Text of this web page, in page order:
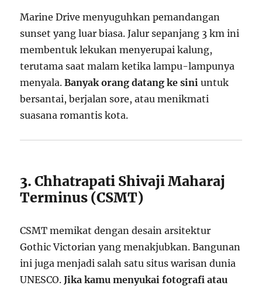
Marine Drive menyuguhkan pemandangan
sunset yang luar biasa. Jalur sepanjang 3 km ini
membentuk lekukan menyerupai kalung,
terutama saat malam ketika lampu-lampunya
menyala.Banyak orang datang ke sini untuk
bersantai, berjalan sore, atau menikmati
suasana romantis kota.
3. Chhatrapati Shivaji Maharaj
Terminus (CSMT)
CSMT memikat dengan desain arsitektur
Gothic Victorian yang menakjubkan. Bangunan
ini juga menjadi salah satu situs warisan dunia
UNESCO.Jika kamu menyukai fotografi atau